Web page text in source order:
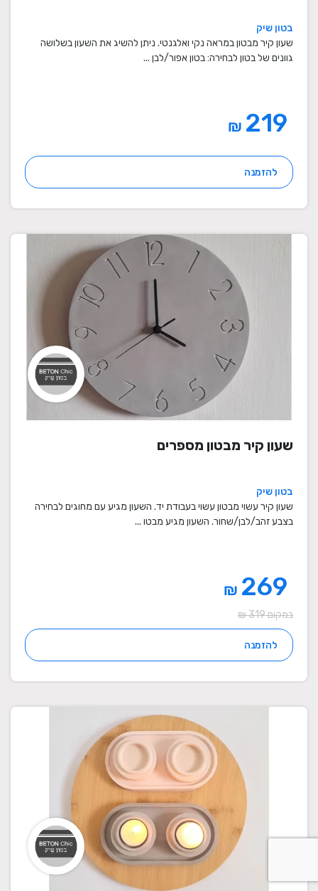
בטון שיק
שעון קיר מבטון במראה נקי ואלגנטי. ניתן להשיג את השעון בשלושה
גוונים של בטון לבחירה: בטון אפור/לבן ...
₪
להזמנה
שעון קיר מבטון מספרים
בטון שיק
שעון קיר עשוי מבטון עשוי בעבודת יד. השעון מגיע עם מחוגים לבחירה
בצבע זהב/לבן/שחור. השעון מגיע מבטו ...
₪
במקום 319 ₪
להזמנה